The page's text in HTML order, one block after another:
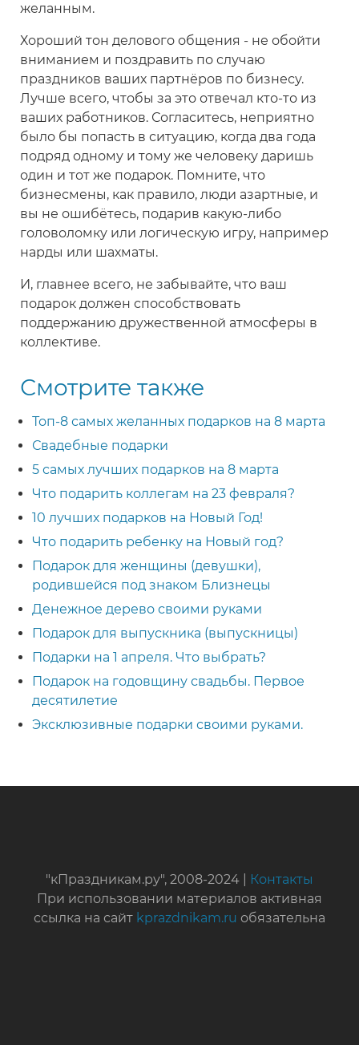
желанным.
Хороший тон делового общения - не обойти
вниманием и поздравить по случаю
праздников ваших партнёров по бизнесу.
Лучше всего, чтобы за это отвечал кто-то из
ваших работников. Согласитесь, неприятно
было бы попасть в ситуацию, когда два года
подряд одному и тому же человеку даришь
один и тот же подарок. Помните, что
бизнесмены, как правило, люди азартные, и
вы не ошибётесь, подарив какую-либо
головоломку или логическую игру, например
нарды или шахматы.
И, главнее всего, не забывайте, что ваш
подарок должен способствовать
поддержанию дружественной атмосферы в
коллективе.
Смотрите также
Топ-8 самых желанных подарков на 8 марта
Свадебные подарки
5 самых лучших подарков на 8 марта
Что подарить коллегам на 23 февраля?
10 лучших подарков на Новый Год!
Что подарить ребенку на Новый год?
Подарок для женщины (девушки),
родившейся под знаком Близнецы
Денежное дерево своими руками
Подарок для выпускника (выпускницы)
Подарки на 1 апреля. Что выбрать?
Подарок на годовщину свадьбы. Первое
десятилетие
Эксклюзивные подарки своими руками.
"кПраздникам.ру", 2008-2024 |
Контакты
При использовании материалов активная
ссылка на сайт kprazdnikam.ru обязательна